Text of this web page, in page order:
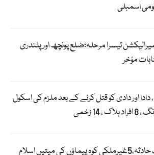
اسمبلی
تیسرا مرحلہ؛ضلع پونچھ اور پلندری
مؤخر
دادا اور دادی کو قتل کرنے کے بعد ملزم کی اسکول
، 14 زخمی
براڈ پیک حادثہ،5غیرملکی کوہ پیماؤں کی میتیں اسلام